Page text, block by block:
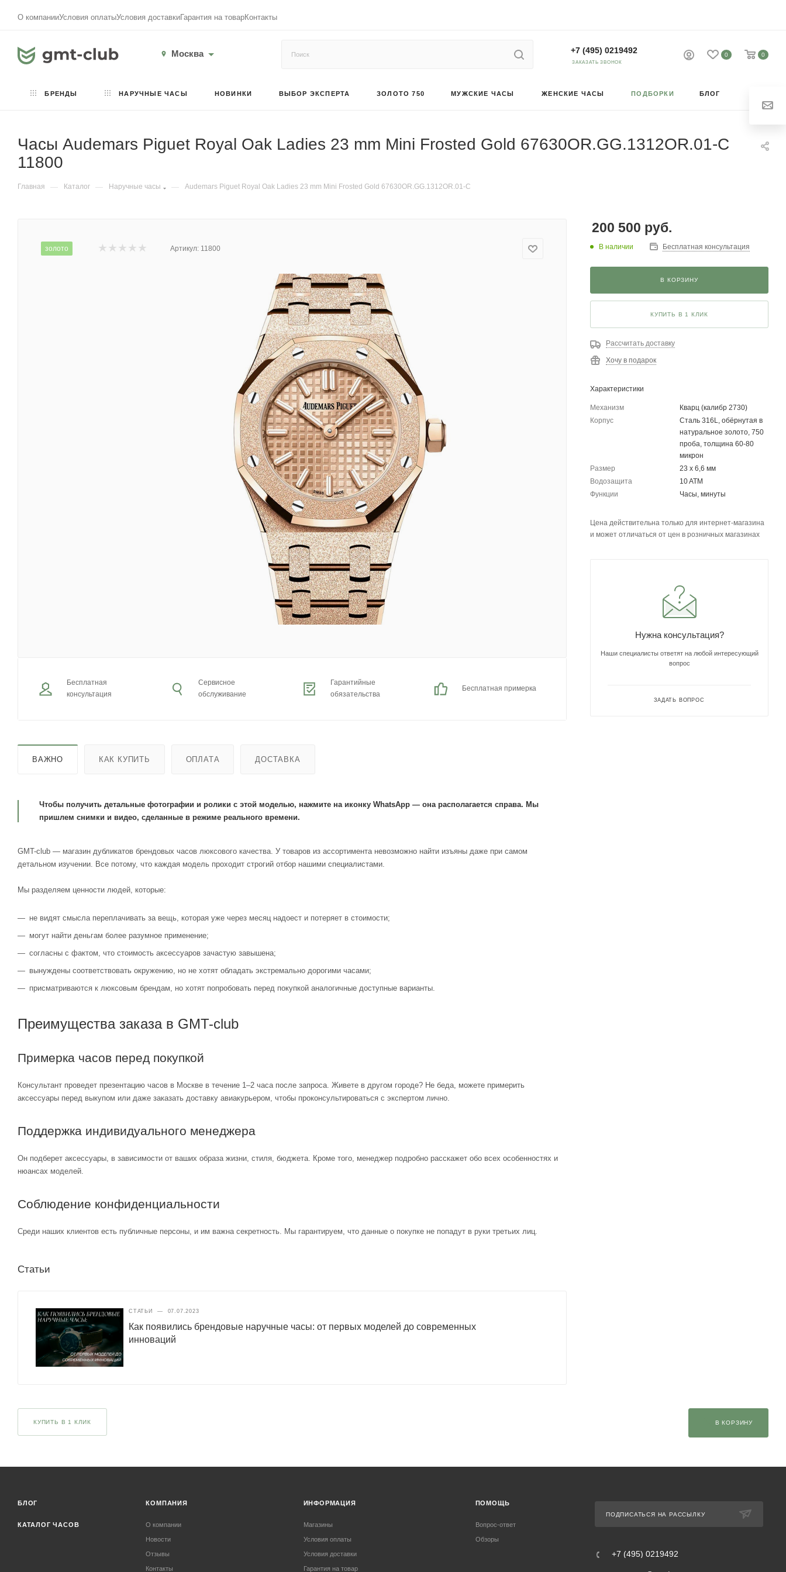
О компанииУсловия оплатыУсловия доставкиГарантия на товарКонтакты
Москва 0 0
+7 (495) 0219492
ЗАКАЗАТЬ ЗВОНОК
БРЕНДЫ НАРУЧНЫЕ ЧАСЫ НОВИНКИ ВЫБОР ЭКСПЕРТА ЗОЛОТО 750 МУЖСКИЕ ЧАСЫ ЖЕНСКИЕ ЧАСЫ ПОДБОРКИ БЛОГ
Часы Audemars Piguet Royal Oak Ladies 23 mm Mini Frosted Gold 67630OR.GG.1312OR.01-C
11800
Главная — Каталог — Наручные часы — Audemars Piguet Royal Oak Ladies 23 mm Mini Frosted Gold 67630OR.GG.1312OR.01-C
золото Артикул: 11800
Бесплатная
консультация
Сервисное
обслуживание
Гарантийные
обязательства
Бесплатная примерка
ВАЖНО КАК КУПИТЬ ОПЛАТА ДОСТАВКА
Чтобы получить детальные фотографии и ролики с этой моделью, нажмите на иконку WhatsApp — она располагается справа. Мы
пришлем снимки и видео, сделанные в режиме реального времени.
GMT-club — магазин дубликатов брендовых часов люксового качества. У товаров из ассортимента невозможно найти изъяны даже при самом
детальном изучении. Все потому, что каждая модель проходит строгий отбор нашими специалистами.
Мы разделяем ценности людей, которые:
не видят смысла переплачивать за вещь, которая уже через месяц надоест и потеряет в стоимости;
могут найти деньгам более разумное применение;
согласны с фактом, что стоимость аксессуаров зачастую завышена;
вынуждены соответствовать окружению, но не хотят обладать экстремально дорогими часами;
присматриваются к люксовым брендам, но хотят попробовать перед покупкой аналогичные доступные варианты.
Преимущества заказа в GMT-club
Примерка часов перед покупкой
Консультант проведет презентацию часов в Москве в течение 1–2 часа после запроса. Живете в другом городе? Не беда, можете примерить
аксессуары перед выкупом или даже заказать доставку авиакурьером, чтобы проконсультироваться с экспертом лично.
Поддержка индивидуального менеджера
Он подберет аксессуары, в зависимости от ваших образа жизни, стиля, бюджета. Кроме того, менеджер подробно расскажет обо всех особенностях и
нюансах моделей.
Соблюдение конфиденциальности
Среди наших клиентов есть публичные персоны, и им важна секретность. Мы гарантируем, что данные о покупке не попадут в руки третьих лиц.
Статьи
СТАТЬИ — 07.07.2023
Как появились брендовые наручные часы: от первых моделей до современных
инноваций
200 500 руб.
В наличии Бесплатная консультация
В КОРЗИНУ
КУПИТЬ В 1 КЛИК
Рассчитать доставку
Хочу в подарок
Характеристики
Механизм
Кварц (калибр 2730)
Корпус
Сталь 316L, обёрнутая в
натуральное золото, 750
проба, толщина 60-80
микрон
Размер
23 х 6,6 мм
Водозащита
10 ATM
Функции
Часы, минуты
Цена действительна только для интернет-магазина
и может отличаться от цен в розничных магазинах
Нужна консультация?
Наши специалисты ответят на любой интересующий
вопрос
ЗАДАТЬ ВОПРОС
КУПИТЬ В 1 КЛИК В КОРЗИНУ
БЛОГ
КАТАЛОГ ЧАСОВ
КОМПАНИЯ
О компании
Новости
Отзывы
Контакты
ИНФОРМАЦИЯ
Магазины
Условия оплаты
Условия доставки
Гарантия на товар
ПОМОЩЬ
Вопрос-ответ
Обзоры
ПОДПИСАТЬСЯ НА РАССЫЛКУ
+7 (495) 0219492